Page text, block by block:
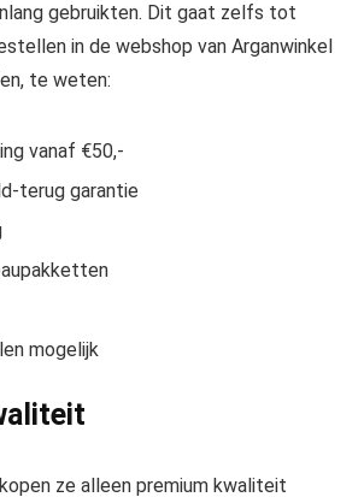
gebruikten. Dit gaat zelfs tot
in de webshop van Arganwinkel
te weten:
vanaf €50,-
terug garantie
mogelijk
ze alleen premium kwaliteit